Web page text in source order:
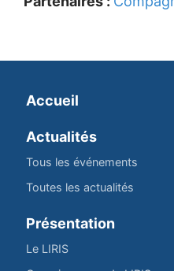
Accueil
Actualités
Tous les événements
Toutes les actualités
Présentation
Le LIRIS